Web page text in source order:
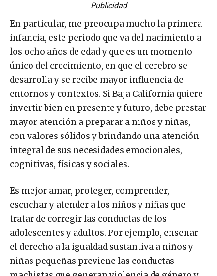
Publicidad
En particular, me preocupa mucho la primera
infancia, este periodo que va del nacimiento a
los ocho años de edad y que es un momento
único del crecimiento, en que el cerebro se
desarrolla y se recibe mayor influencia de
entornos y contextos. Si Baja California quiere
invertir bien en presente y futuro, debe prestar
mayor atención a preparar a niños y niñas,
con valores sólidos y brindando una atención
integral de sus necesidades emocionales,
cognitivas, físicas y sociales.
Es mejor amar, proteger, comprender,
escuchar y atender a los niños y niñas que
tratar de corregir las conductas de los
adolescentes y adultos. Por ejemplo, enseñar
el derecho a la igualdad sustantiva a niños y
niñas pequeñas previene las conductas